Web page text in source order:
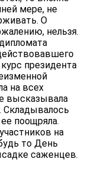
мере, не
О
нельзя.
президента
на всех
высказывала
Складывалось
поощряла.
на
то День
саженцев.